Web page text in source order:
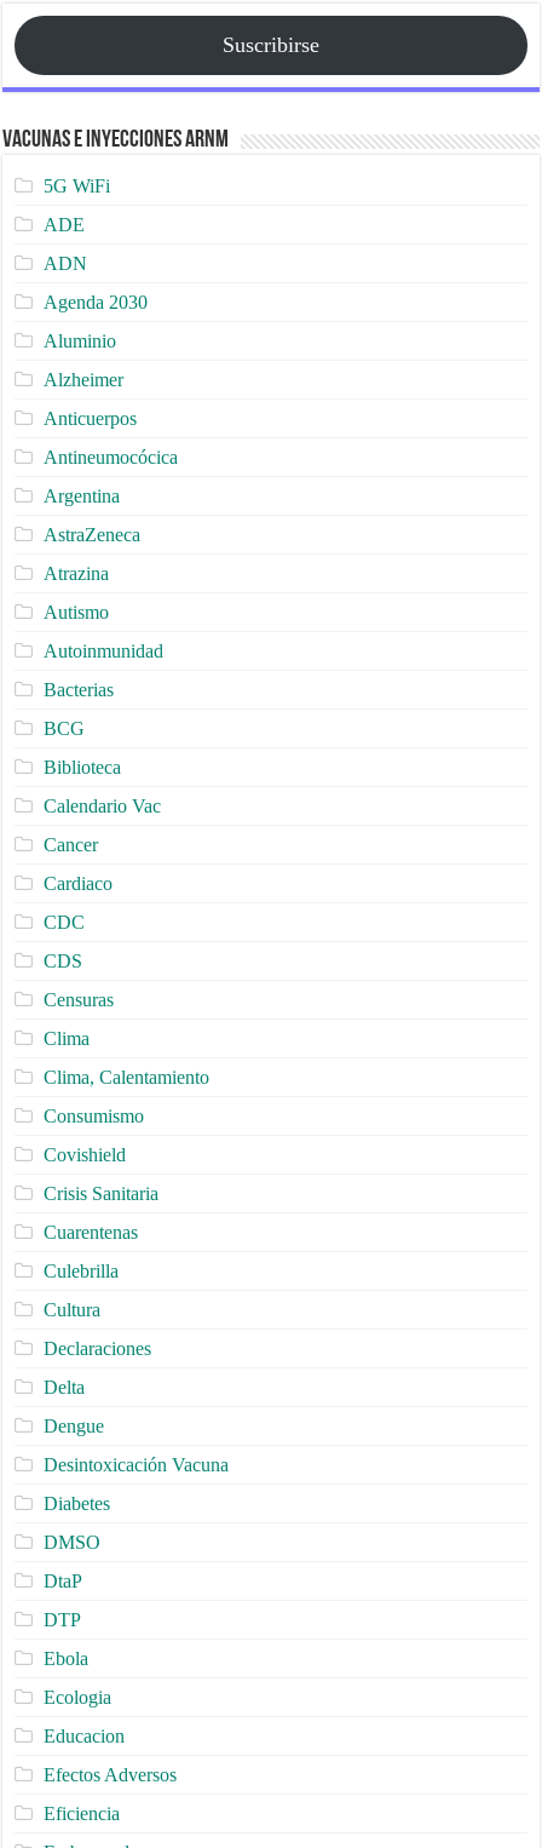
Suscribirse
Vacunas e Inyecciones ARNm
5G WiFi
ADE
ADN
Agenda 2030
Aluminio
Alzheimer
Anticuerpos
Antineumocócica
Argentina
AstraZeneca
Atrazina
Autismo
Autoinmunidad
Bacterias
BCG
Biblioteca
Calendario Vac
Cancer
Cardiaco
CDC
CDS
Censuras
Clima
Clima, Calentamiento
Consumismo
Covishield
Crisis Sanitaria
Cuarentenas
Culebrilla
Cultura
Declaraciones
Delta
Dengue
Desintoxicación Vacuna
Diabetes
DMSO
DtaP
DTP
Ebola
Ecologia
Educacion
Efectos Adversos
Eficiencia